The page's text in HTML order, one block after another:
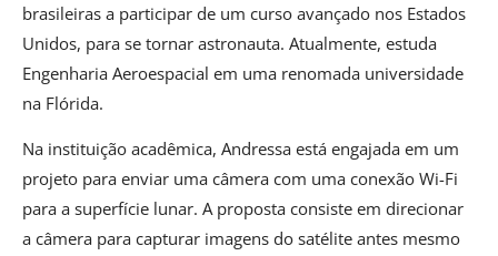
brasileiras a participar de um curso avançado nos Estados
Unidos, para se tornar astronauta. Atualmente, estuda
Engenharia Aeroespacial em uma renomada universidade
na Flórida.
Na instituição acadêmica, Andressa está engajada em um
projeto para enviar uma câmera com uma conexão Wi-Fi
para a superfície lunar. A proposta consiste em direcionar
a câmera para capturar imagens do satélite antes mesmo